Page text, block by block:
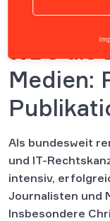
serie social media
WBS als
Medien:
Als bundesweit
und IT-
intensiv,
Journalisten und
Insbesondere